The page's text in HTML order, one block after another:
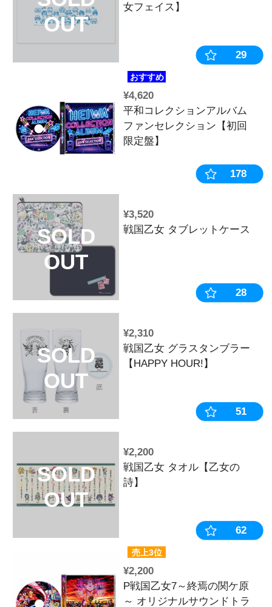
SOLD
¥5,500
キュイン萌ー
SOLD
OUT
Last Chance
SOLD
OUT
2025年 戦国
おすすめ